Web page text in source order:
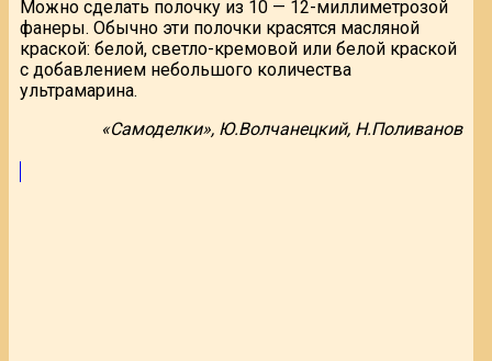
Можно сделать полочку из 10 — 12-миллиметрозой
фанеры. Обычно эти полочки красятся масляной
краской: белой, светло-кремовой или белой краской
с добавлением небольшого количества
ультрамарина.
«Самоделки», Ю.Волчанецкий, Н.Поливанов